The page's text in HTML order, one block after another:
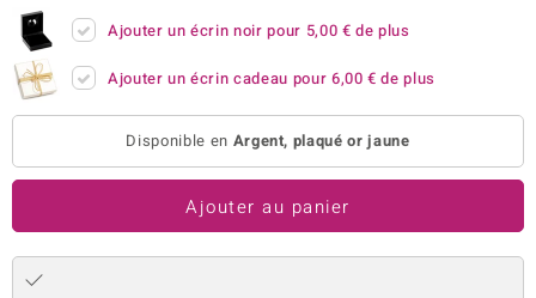
Ajouter un écrin noir pour 5,00 € de plus
Ajouter un écrin cadeau pour 6,00 € de plus
Disponible en Argent, plaqué or jaune
Ajouter au panier